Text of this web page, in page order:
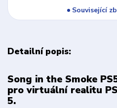
Související
Detailní popis:
Song in the Smoke
pro virtuální realitu
5.